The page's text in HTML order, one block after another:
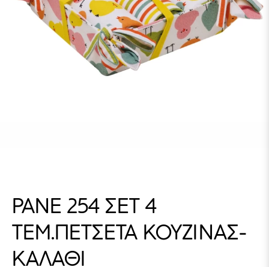
PANE 254 ΣΕΤ 4
ΤΕΜ.ΠΕΤΣΕΤΑ ΚΟΥΖΙΝΑΣ-
ΚΑΛΑΘΙ